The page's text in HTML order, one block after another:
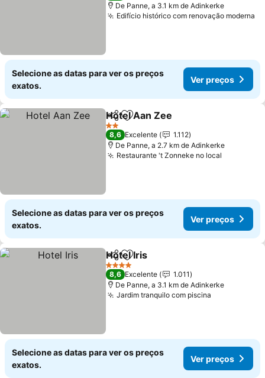
De Panne, a 3.1 km de Adinkerke
Edifício histórico com renovação moderna
Selecione as datas para ver os preços
exatos.
Ver preços
PartilharAdicionar aos favoritos
Hotel Aan Zee
2 Estrelas
8,6 Excelente
1.112
De Panne, a 2.7 km de Adinkerke
Restaurante 't Zonneke no local
Selecione as datas para ver os preços
exatos.
Ver preços
PartilharAdicionar aos favoritos
Hotel Iris
4 Estrelas
8,6 Excelente
1.011
De Panne, a 3.1 km de Adinkerke
Jardim tranquilo com piscina
Selecione as datas para ver os preços
exatos.
Ver preços